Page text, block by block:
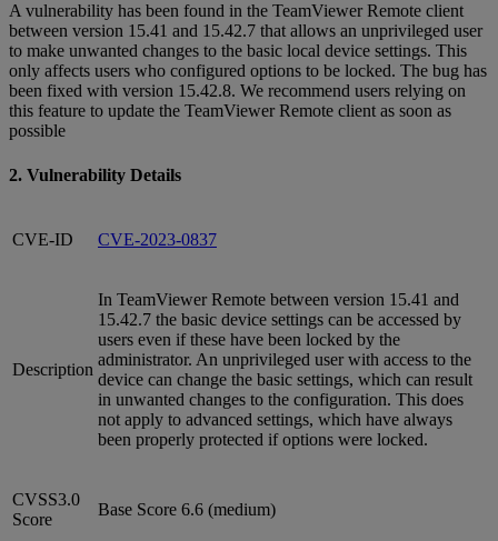
A vulnerability has been found in the TeamViewer Remote client
between version 15.41 and 15.42.7 that allows an unprivileged user
to make unwanted changes to the basic local device settings. This
only affects users who configured options to be locked. The bug has
been fixed with version 15.42.8. We recommend users relying on
this feature to update the TeamViewer Remote client as soon as
possible
2. Vulnerability Details
CVE-ID CVE-2023-0837
Description
In TeamViewer Remote between version 15.41 and
15.42.7 the basic device settings can be accessed by
users even if these have been locked by the
administrator. An unprivileged user with access to the
device can change the basic settings, which can result
in unwanted changes to the configuration. This does
not apply to advanced settings, which have always
been properly protected if options were locked.
CVSS3.0
Score
Base Score 6.6 (medium)